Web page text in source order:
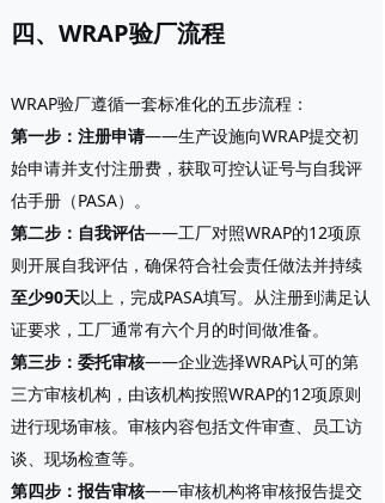
四、WRAP验厂流程
WRAP验厂遵循一套标准化的五步流程：
第一步：注册申请——生产设施向WRAP提交初
始申请并支付注册费，获取可控认证号与自我评
估手册（PASA）。
第二步：自我评估——工厂对照WRAP的12项原
则开展自我评估，确保符合社会责任做法并持续
至少90天以上，完成PASA填写。从注册到满足认
证要求，工厂通常有六个月的时间做准备。
第三步：委托审核——企业选择WRAP认可的第
三方审核机构，由该机构按照WRAP的12项原则
进行现场审核。审核内容包括文件审查、员工访
谈、现场检查等。
第四步：报告审核——审核机构将审核报告提交